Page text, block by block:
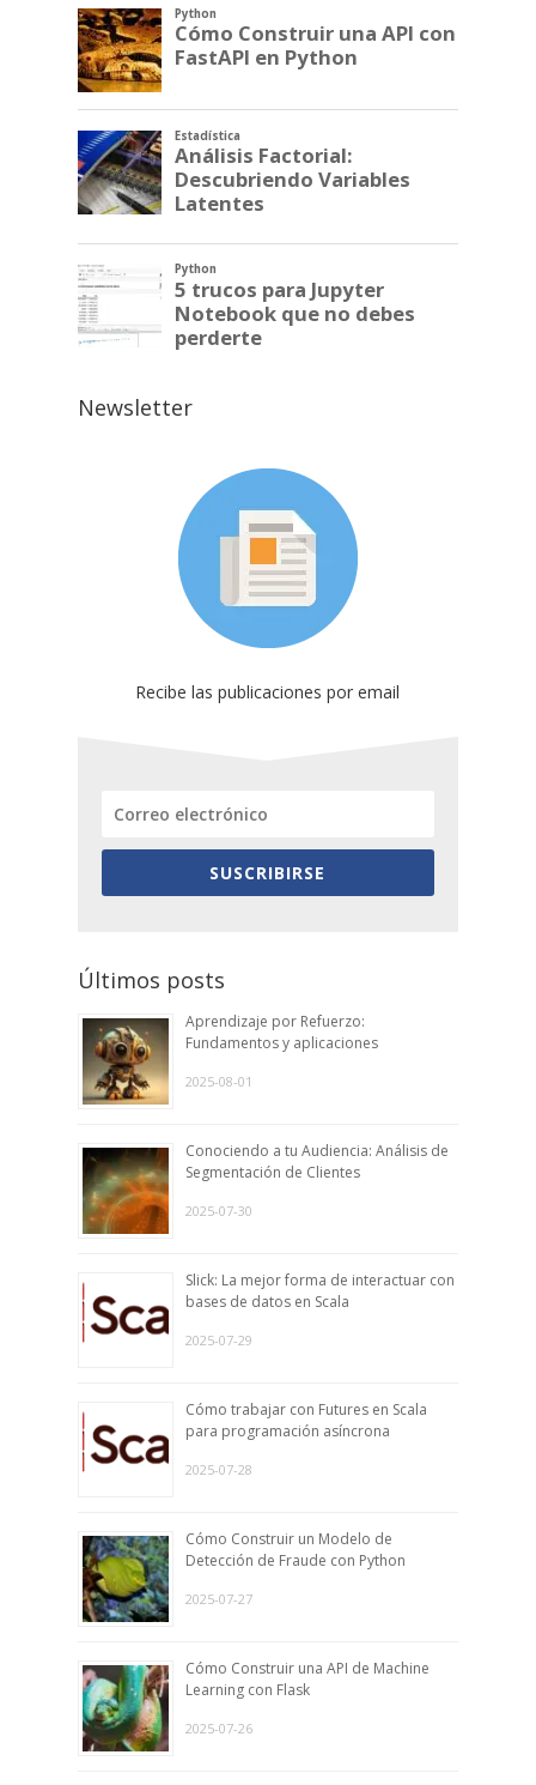
Newsletter
Recibe las publicaciones por email
SUSCRIBIRSE
Últimos posts
Aprendizaje por Refuerzo:
Fundamentos y aplicaciones
2025-08-01
Conociendo a tu Audiencia: Análisis de
Segmentación de Clientes
2025-07-30
Slick: La mejor forma de interactuar con
bases de datos en Scala
2025-07-29
Cómo trabajar con Futures en Scala
para programación asíncrona
2025-07-28
Cómo Construir un Modelo de
Detección de Fraude con Python
2025-07-27
Cómo Construir una API de Machine
Learning con Flask
2025-07-26